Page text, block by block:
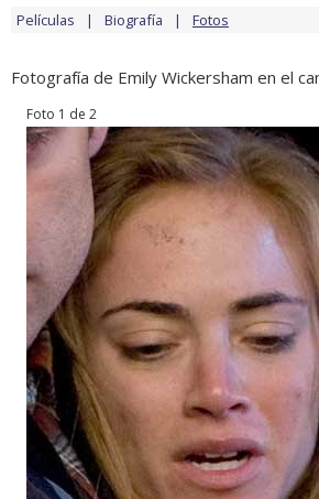
Películas Biografía Fotos
Fotografía de Emily Wickersham en el
Foto 1 de 2